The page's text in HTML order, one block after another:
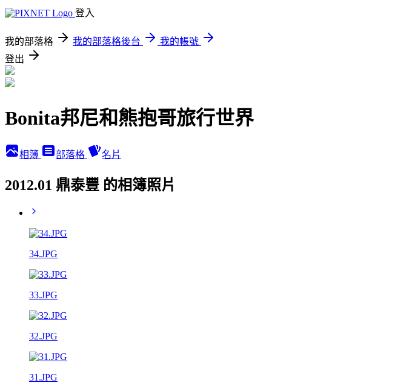
登入
我的部落格 我的部落格後台
我的帳號
登出
Bonita邦尼和熊抱哥旅行世界
相簿 部落格 名片
2012.01 鼎泰豐 的相簿照片
34.JPG
33.JPG
32.JPG
31.JPG